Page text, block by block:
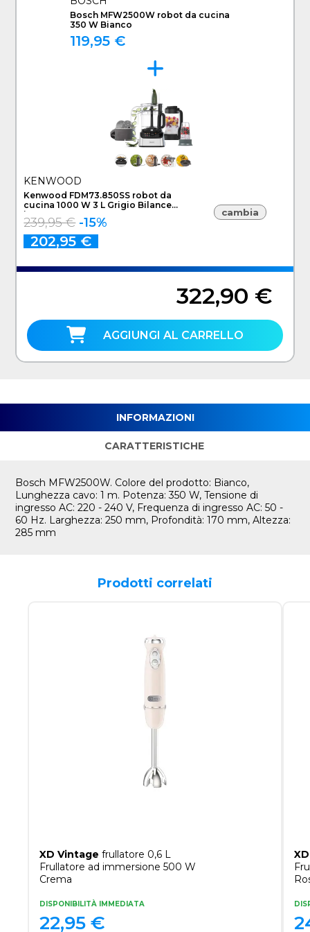
Bosch MFW2500W robot da cucina
350 W Bianco
119,95 €
KENWOOD
Kenwood FDM73.850SS robot da
cucina 1000 W 3 L Grigio Bilance
incorporate
239,95 € -15%
202,95 €
cambia
322,90 €
AGGIUNGI AL CARRELLO
INFORMAZIONI
CARATTERISTICHE
Bosch MFW2500W. Colore del prodotto: Bianco,
Lunghezza cavo: 1 m. Potenza: 350 W, Tensione di
ingresso AC: 220 - 240 V, Frequenza di ingresso AC: 50 -
60 Hz. Larghezza: 250 mm, Profondità: 170 mm, Altezza:
285 mm
Prodotti correlati
XD Vintage frullatore 0,6 L
Frullatore ad immersione 500 W
Crema
DISPONIBILITÀ IMMEDIATA
22,95 €